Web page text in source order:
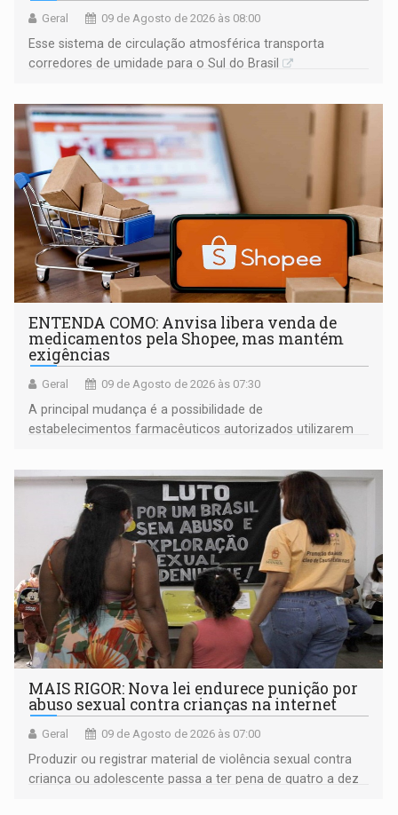
Geral 09 de Agosto de 2026 às 08:00
Esse sistema de circulação atmosférica transporta
corredores de umidade para o Sul do Brasil
ENTENDA COMO: Anvisa libera venda de
medicamentos pela Shopee, mas mantém
exigências
Geral 09 de Agosto de 2026 às 07:30
A principal mudança é a possibilidade de
estabelecimentos farmacêuticos autorizados utilizarem
MAIS RIGOR: Nova lei endurece punição por
abuso sexual contra crianças na internet
Geral 09 de Agosto de 2026 às 07:00
Produzir ou registrar material de violência sexual contra
criança ou adolescente passa a ter pena de quatro a dez